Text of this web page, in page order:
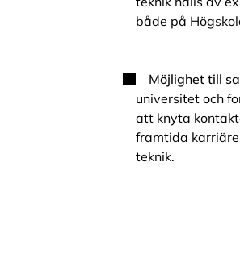
både på
Möjlighet till
universitet och
att knyta
framtida
teknik.